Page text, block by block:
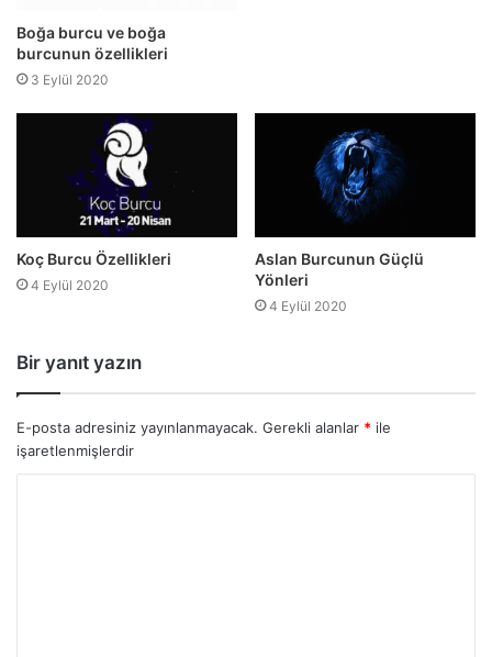
Boğa burcu ve boğa
burcunun özellikleri
3 Eylül 2020
Koç Burcu Özellikleri
4 Eylül 2020
Aslan Burcunun Güçlü
Yönleri
4 Eylül 2020
Bir yanıt yazın
E-posta adresiniz yayınlanmayacak. Gerekli alanlar * ile
işaretlenmişlerdir